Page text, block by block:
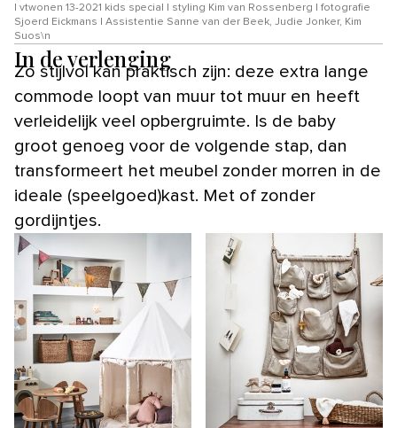
| vtwonen 13-2021 kids special | styling Kim van Rossenberg | fotografie
Sjoerd Eickmans | Assistentie Sanne van der Beek, Judie Jonker, Kim
Suos\n
In de verlenging
Zo stijlvol kan praktisch zijn: deze extra lange
commode loopt van muur tot muur en heeft
verleidelijk veel opbergruimte. Is de baby
groot genoeg voor de volgende stap, dan
transformeert het meubel zonder morren in de
ideale (speelgoed)kast. Met of zonder
gordijntjes.